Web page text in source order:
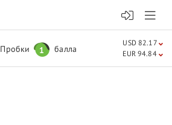
Пробки 1 балла
USD 82.17
EUR 94.84